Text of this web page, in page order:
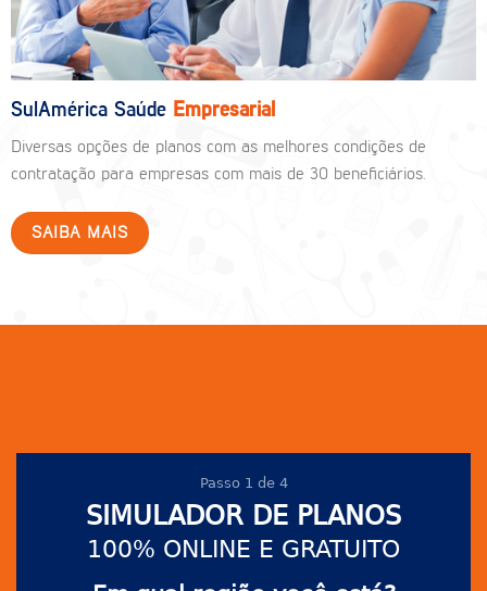
SulAmérica Saúde Empresarial
Diversas opções de planos com as melhores condições de
contratação para empresas com mais de 30 beneficiários.
SAIBA MAIS